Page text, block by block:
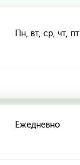
Пн, вт, ср, чт, пт
Ежедневно